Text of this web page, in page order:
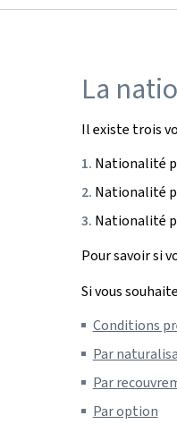
La
Il existe trois
Nationalité
Nationalité
Nationalité
Pour savoir si
Si vous
Conditions
Par
Par
Par option